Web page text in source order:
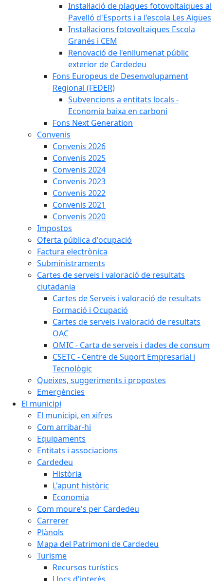
Instal·lació de plaques fotovoltaiques al
Pavelló d'Esports i a l'escola Les Aigües
Instal·lacions fotovoltaiques Escola
Granés i CEM
Renovació de l'enllumenat públic
exterior de Cardedeu
Fons Europeus de Desenvolupament
Regional (FEDER)
Subvencions a entitats locals -
Economia baixa en carboni
Fons Next Generation
Convenis
Convenis 2026
Convenis 2025
Convenis 2024
Convenis 2023
Convenis 2022
Convenis 2021
Convenis 2020
Impostos
Oferta pública d'ocupació
Factura electrònica
Subministraments
Cartes de serveis i valoració de resultats
ciutadania
Cartes de Serveis i valoració de resultats
Formació i Ocupació
Cartes de serveis i valoració de resultats
OAC
OMIC - Carta de serveis i dades de consum
CSETC - Centre de Suport Empresarial i
Tecnològic
Queixes, suggeriments i propostes
Emergències
El municipi
El municipi, en xifres
Com arribar-hi
Equipaments
Entitats i associacions
Cardedeu
Història
L'apunt històric
Economia
Com moure's per Cardedeu
Carrerer
Plànols
Mapa del Patrimoni de Cardedeu
Turisme
Recursos turístics